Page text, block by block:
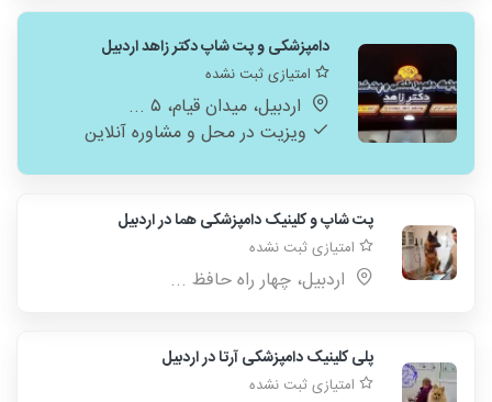
دامپزشکی و پت شاپ دکتر زاهد اردبیل
امتیازی ثبت نشده
اردبیل، میدان قیام، ۵ ...
ویزیت در محل و مشاوره آنلاین
پت شاپ و کلینیک دامپزشکی هما در اردبیل
امتیازی ثبت نشده
اردبیل، چهار راه حافظ ...
پلی کلینیک دامپزشکی آرتا در اردبیل
امتیازی ثبت نشده